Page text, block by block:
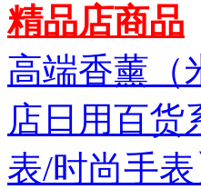
精品店商品
高端香薰（
店日用百货
表/时尚手表